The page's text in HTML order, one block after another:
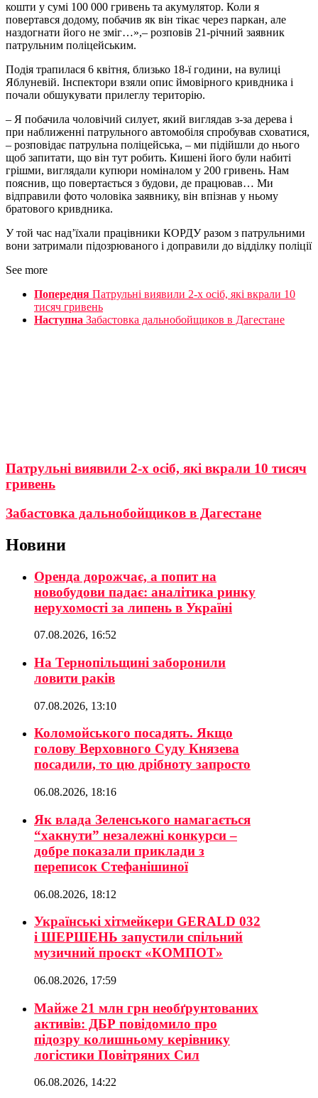
кошти у сумі 100 000 гривень та акумулятор. Коли я
повертався додому, побачив як він тікає через паркан, але
наздогнати його не зміг…»,– розповів 21-річний заявник
патрульним поліцейським.
Подія трапилася 6 квітня, близько 18-ї години, на вулиці
Яблуневій. Інспектори взяли опис ймовірного кривдника і
почали обшукувати прилеглу територію.
– Я побачила чоловічий силует, який виглядав з-за дерева і
при наближенні патрульного автомобіля спробував сховатися,
– розповідає патрульна поліцейська, – ми підійшли до нього
щоб запитати, що він тут робить. Кишені його були набиті
грішми, виглядали купюри номіналом у 200 гривень. Нам
пояснив, що повертається з будови, де працював… Ми
відправили фото чоловіка заявнику, він впізнав у ньому
братового кривдника.
У той час над’їхали працівники КОРДУ разом з патрульними
вони затримали підозрюваного і доправили до відділку поліції
See more
Попередня Патрульні виявили 2-х осіб, які вкрали 10
тисяч гривень
Наступна Забастовка дальнобойщиков в Дагестане
Патрульні виявили 2-х осіб, які вкрали 10 тисяч
гривень
Забастовка дальнобойщиков в Дагестане
Новини
Оренда дорожчає, а попит на
новобудови падає: аналітика ринку
нерухомості за липень в Україні
07.08.2026, 16:52
На Тернопільщині заборонили
ловити раків
07.08.2026, 13:10
Коломойського посадять. Якщо
голову Верховного Суду Князева
посадили, то цю дрібноту запросто
06.08.2026, 18:16
Як влада Зеленського намагається
“хакнути” незалежні конкурси –
добре показали приклади з
переписок Стефанішиної
06.08.2026, 18:12
Українські хітмейкери GERALD 032
і ШЕРШЕНЬ запустили спільний
музичний проєкт «КОМПОТ»
06.08.2026, 17:59
Майже 21 млн грн необґрунтованих
активів: ДБР повідомило про
підозру колишньому керівнику
логістики Повітряних Сил
06.08.2026, 14:22